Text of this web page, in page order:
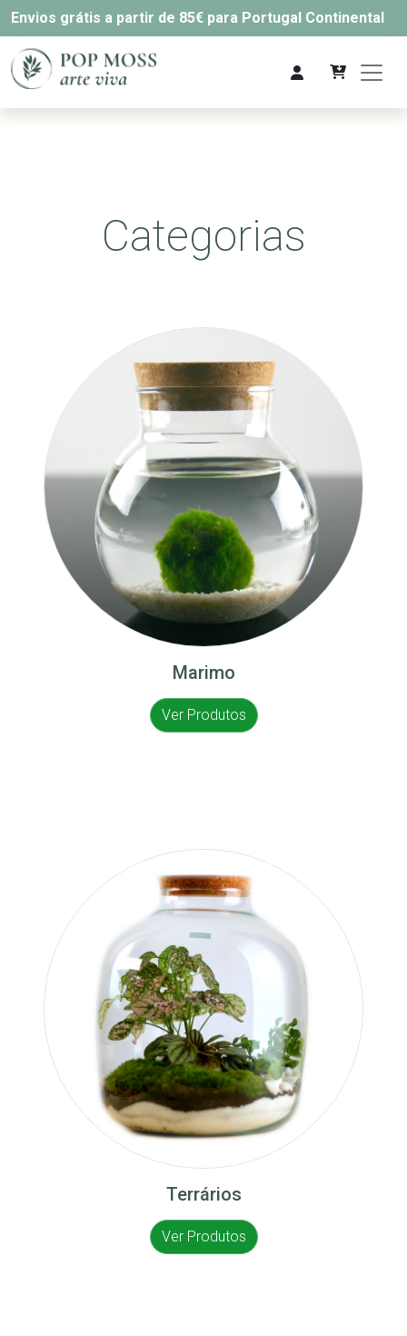
Envios grátis a partir de 85€ para Portugal Continental
Categorias
Marimo
Ver Produtos
Terrários
Ver Produtos